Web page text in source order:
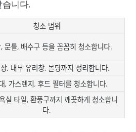
니다.
청소 범위
문틀, 배수구 등을 꼼꼼히 청소합니다.
, 내부 유리창, 몰딩까지 정리합니다.
, 가스렌지, 후드 필터를 청소합니다.
실 타일, 환풍구까지 깨끗하게 청소합니
다.